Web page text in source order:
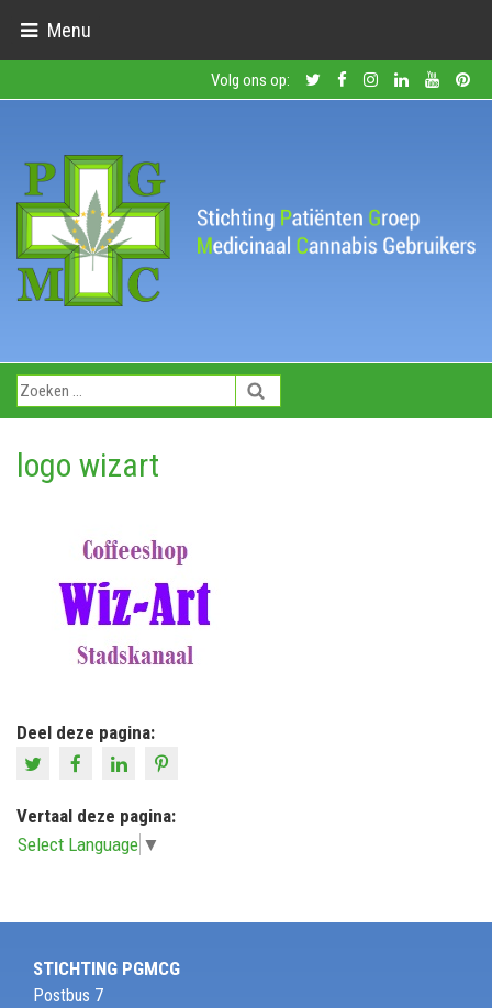
Menu
Volg ons op:
logo wizart
Deel deze pagina:
Vertaal deze pagina:
Select Language ▼
STICHTING PGMCG
Postbus 7